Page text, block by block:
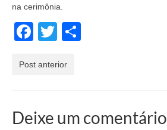
na cerimônia.
Facebook
Twitter
Post anterior
Deixe um comentário